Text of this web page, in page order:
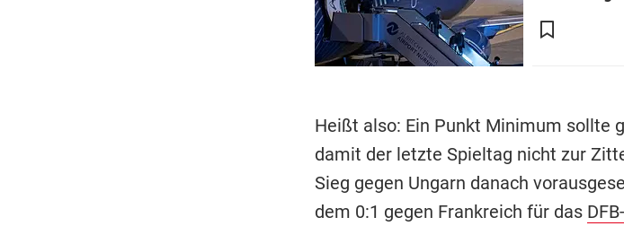
Heißt also: Ein Punkt Minimum sollte
damit der letzte Spieltag nicht zur
Sieg gegen Ungarn danach
dem 0:1 gegen Frankreich für das